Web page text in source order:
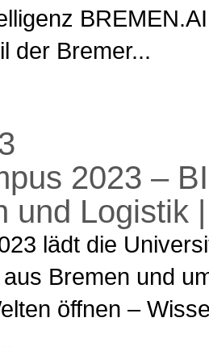
der Bremer...
2023 –
und Logistik
lädt die
Bremen und
öffnen –